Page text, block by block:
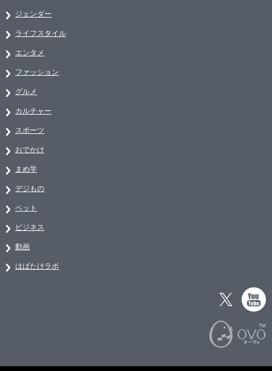
ジェンダー
ライフスタイル
エンタメ
ファッション
グルメ
カルチャー
スポーツ
おでかけ
まめ学
デジもの
ペット
ビジネス
動画
はばたけラボ